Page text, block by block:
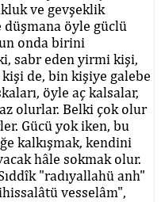
ve gevşeklik
düşmana öyle güclü
onda birini
sabr eden yirmi kişi,
de, bin kişiye galebe
öyle aç kalsalar,
olurlar. Belki çok olur
Gücü yok iken, bu
kalkışmak, kendini
hâle sokmak olur.
"radıyallahü anh"
vesselâm",